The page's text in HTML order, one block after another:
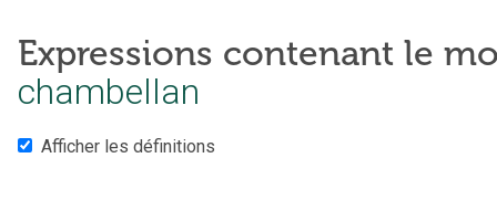
Expressions contenant le
chambellan
Afficher les définitions